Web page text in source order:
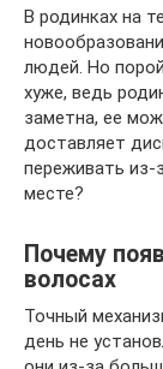
В родинках на
людей. Но
хуже, ведь
заметна, ее
доставляет
переживать из-
месте?
Почему
волосах
Точный
день не